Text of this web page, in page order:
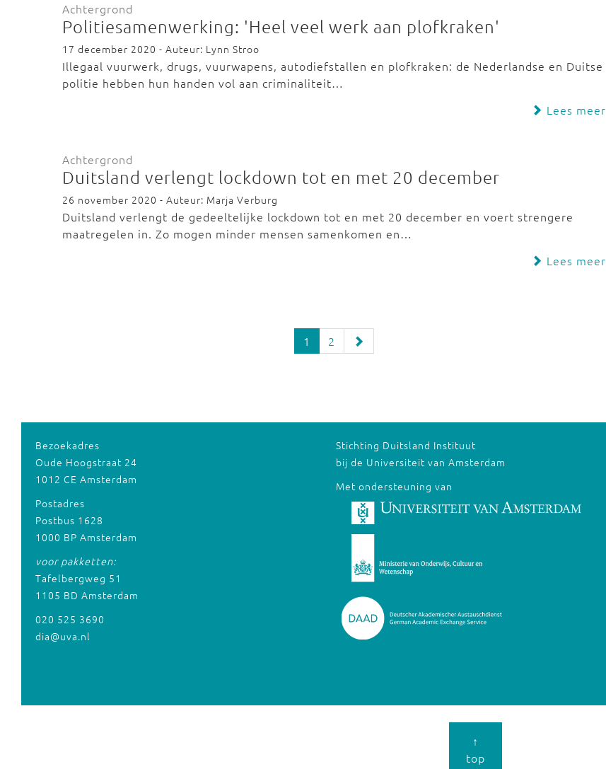
Achtergrond
Politiesamenwerking: 'Heel veel werk aan plofkraken'
17 december 2020 - Auteur: Lynn Stroo
Illegaal vuurwerk, drugs, vuurwapens, autodiefstallen en plofkraken: de Nederlandse en Duitse
politie hebben hun handen vol aan criminaliteit…
Lees meer
Achtergrond
Duitsland verlengt lockdown tot en met 20 december
26 november 2020 - Auteur: Marja Verburg
Duitsland verlengt de gedeeltelijke lockdown tot en met 20 december en voert strengere
maatregelen in. Zo mogen minder mensen samenkomen en…
Lees meer
1 2
Bezoekadres
Oude Hoogstraat 24
1012 CE Amsterdam
Postadres
Postbus 1628
1000 BP Amsterdam
voor pakketten:
Tafelbergweg 51
1105 BD Amsterdam
020 525 3690
dia@uva.nl
Stichting Duitsland Instituut
bij de Universiteit van Amsterdam
Met ondersteuning van
↑
top